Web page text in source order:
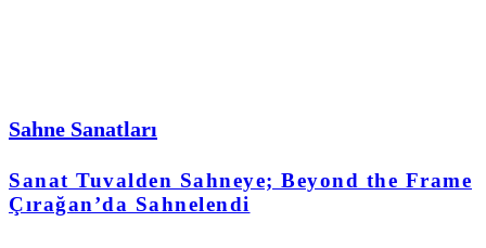
Sahne Sanatları
Sanat Tuvalden Sahneye; Beyond the Frame
Çırağan’da Sahnelendi